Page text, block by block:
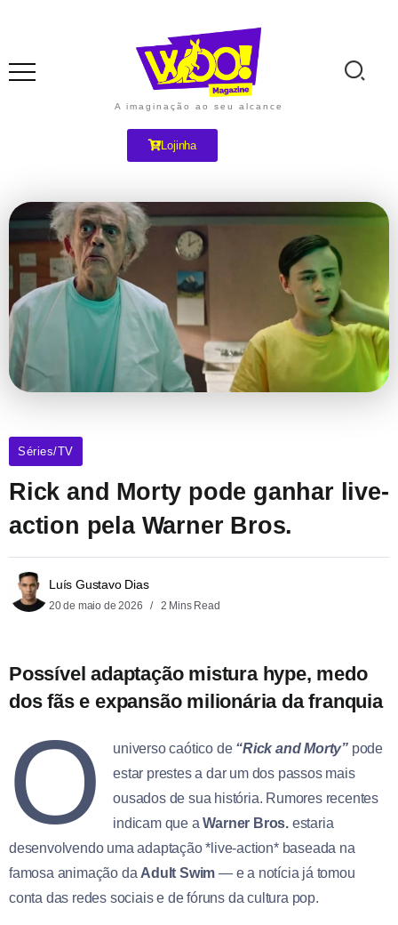
A imaginação ao seu alcance
Lojinha
Séries/TV
Rick and Morty pode ganhar live-
action pela Warner Bros.
Luís Gustavo Dias
20 de maio de 2026 2 Mins Read
Possível adaptação mistura hype, medo
dos fãs e expansão milionária da franquia
O universo caótico de “Rick and Morty” pode
estar prestes a dar um dos passos mais
ousados de sua história. Rumores recentes
indicam que aWarner Bros. estaria
desenvolvendo uma adaptação *live-action* baseada na
famosa animação da Adult Swim — e a notícia já tomou
conta das redes sociais e de fóruns da cultura pop.